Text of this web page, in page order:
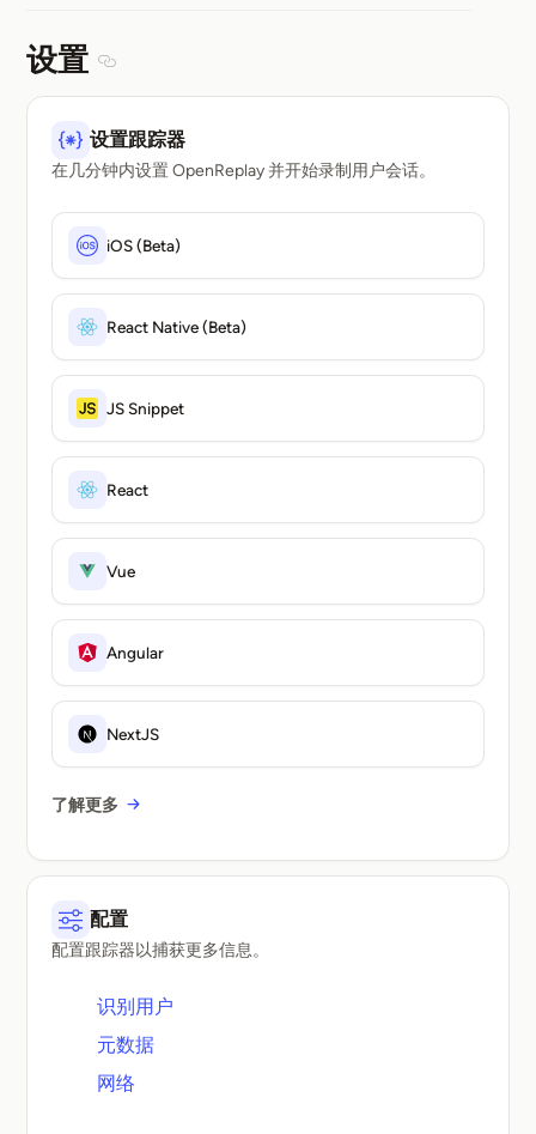
设置
设置跟踪器
在几分钟内设置 OpenReplay 并开始录制用户会话。
iOS (Beta)
React Native (Beta)
JS Snippet
React
Vue
Angular
NextJS
了解更多
配置
配置跟踪器以捕获更多信息。
识别用户
元数据
网络